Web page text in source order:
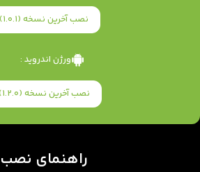
نصب آخرین نسخه (1.0.1)
ورژن اندروید :
نصب آخرین نسخه (1.2.0)
راهنمای نصب